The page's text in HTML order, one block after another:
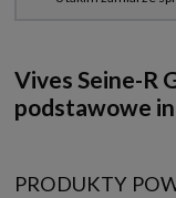
Vives Seine-R
podstawowe
PRODUKTY